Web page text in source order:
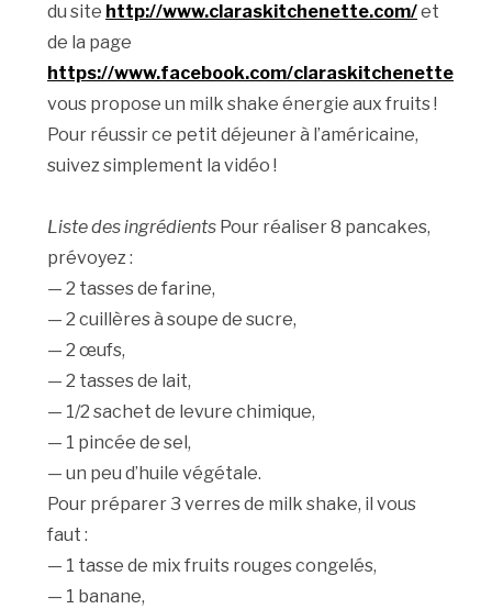
du site http://www.claraskitchenette.com/et
de la page
https://www.facebook.com/claraskitchenette
vous propose un milk shake énergie aux fruits !
Pour réussir ce petit déjeuner à l’américaine,
suivez simplement la vidéo !
Liste des ingrédients Pour réaliser 8 pancakes,
prévoyez :
— 2 tasses de farine,
— 2 cuillères à soupe de sucre,
— 2 œufs,
— 2 tasses de lait,
— 1/2 sachet de levure chimique,
— 1 pincée de sel,
— un peu d’huile végétale.
Pour préparer 3 verres de milk shake, il vous
faut :
— 1 tasse de mix fruits rouges congelés,
— 1 banane,